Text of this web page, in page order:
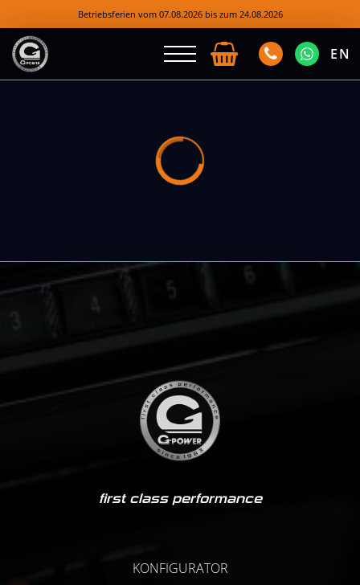
Betriebsferien vom 07.08.2026 bis zum 24.08.2026
EN
first class performance
KONFIGURATOR